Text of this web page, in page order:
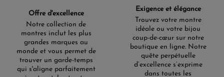
Offre d'excellence
Notre collection de
montres inclut les plus
grandes marques au
monde et vous permet de
trouver un garde-temps
qui s'aligne parfaitement
Exigence et élégance
Trouvez votre montre
idéale ou votre bijou
coup-de-cœur sur notre
boutique en ligne. Notre
quête perpétuelle
d’excellence s’exprime
dans toutes les